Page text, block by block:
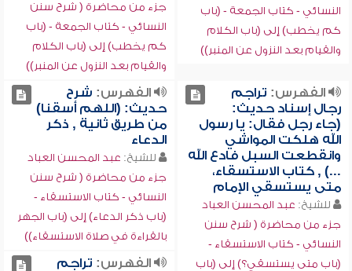
النسائي - كتاب الجمعة - (باب
كم يخطب) إلى (باب الكلام
والقيام بعد النزول عن المنبر))
جزء من محاضرة ( شرح سنن
النسائي - كتاب الجمعة - (باب
كم يخطب) إلى (باب الكلام
والقيام بعد النزول عن المنبر))
الفهرس: تراجم
رجال إسناد حديث:
(جاء رجل فقال: يا رسول
الله هلكت المواشي
وانقطعت السبل فادع الله
...) , كتاب الاستسقاء،
متى يستسقي الإمام
للشيخ: عبد المحسن العباد
جزء من محاضرة ( شرح سنن
النسائي - كتاب الاستسقاء -
(باب متى يستسقي؟) إلى (باب
الفهرس: شرح
حديث: (اللهم أسقنا)
من طريق ثانية , ذكر
الدعاء
للشيخ: عبد المحسن العباد
جزء من محاضرة ( شرح سنن
النسائي - كتاب الاستسقاء -
(باب ذكر الدعاء) إلى (باب الجهر
بالقراءة في صلاة الاستسقاء))
الفهرس: تراجم